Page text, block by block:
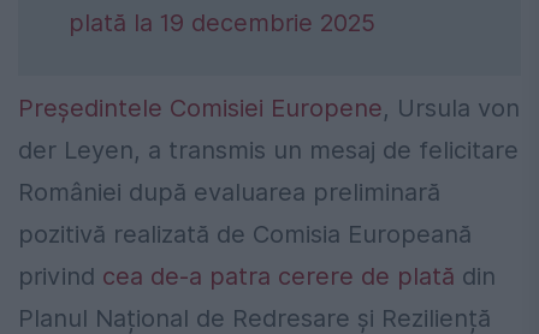
plată la 19 decembrie 2025
Președintele Comisiei Europene, Ursula von
der Leyen, a transmis un mesaj de felicitare
României după evaluarea preliminară
pozitivă realizată de Comisia Europeană
privind cea de-a patra cerere de plată din
Planul Național de Redresare și Reziliență